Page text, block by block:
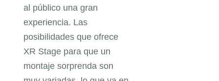
al público una gran
experiencia. Las
posibilidades que ofrece
XR Stage para que un
montaje sorprenda son